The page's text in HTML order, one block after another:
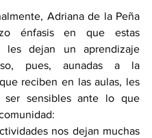
Adriana de la Peña
énfasis en que estas
les dejan un aprendizaje
pues, aunadas a la
reciben en las aulas, les
ser sensibles ante lo que
nos dejan muchas